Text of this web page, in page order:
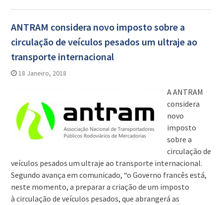
ANTRAM considera novo imposto sobre a
circulação de veículos pesados um ultraje ao
transporte internacional
18 Janeiro, 2018
A ANTRAM
considera
novo
imposto
sobre a
circulação de
veículos pesados um ultraje ao transporte internacional.
Segundo avança em comunicado, “o Governo francês está,
neste momento, a preparar a criação de um imposto
à circulação de veículos pesados, que abrangerá as